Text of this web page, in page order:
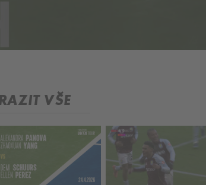
VŠE